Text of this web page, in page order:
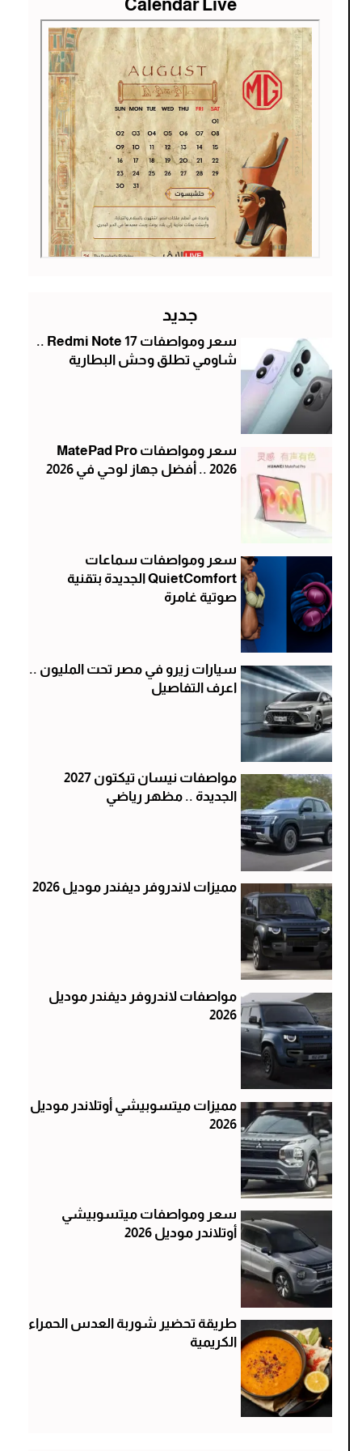
Calendar Live
جديد
سعر ومواصفات Redmi Note 17 ..
شاومي تطلق وحش البطارية
سعر ومواصفات MatePad Pro
2026 .. أفضل جهاز لوحي في 2026
سعر ومواصفات سماعات
QuietComfort الجديدة بتقنية
صوتية غامرة
سيارات زيرو في مصر تحت المليون ..
اعرف التفاصيل
مواصفات نيسان تيكتون 2027
الجديدة .. مظهر رياضي
مميزات لاندروفر ديفندر موديل 2026
مواصفات لاندروفر ديفندر موديل
2026
مميزات ميتسوبيشي أوتلاندر موديل
2026
سعر ومواصفات ميتسوبيشي
أوتلاندر موديل 2026
طريقة تحضير شوربة العدس الحمراء
الكريمية